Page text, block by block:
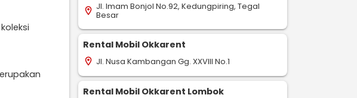
location_on Jl. Imam Bonjol No.92, Kedungpiring, Tegal
Besar
Rental Mobil Okkarent
location_on Jl. Nusa Kambangan Gg. XXVIII No.1
Rental Mobil Okkarent Lombok